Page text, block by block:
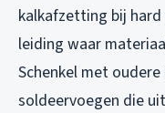
kalkafzetting bij
leiding waar
Schenkel met
soldeervoegen die